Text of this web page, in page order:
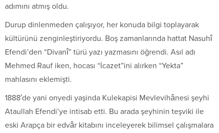
adımını atmış oldu.
Durup dinlenmeden çalışıyor, her konuda bilgi toplayarak
kültürünü zenginleştiriyordu. Boş zamanlarında hattat Nasuhî
Efendi’den “Divanî” türü yazı yazmasını öğrendi. Asıl adı
Mehmed Rauf iken, hocası “İcazet”ini alırken “Yekta”
mahlasını eklemişti.
1888′de yani onyedi yaşinda Kulekapisi Mevlevihânesi şeyhi
Ataullah Efendi’ye intisab etti. Bu arada şeyhinin teşviki ile
eski Arapça bir edvâr kitabını inceleyerek bilimsel çalışmalara